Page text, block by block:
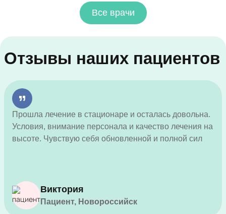
Все врачи
Отзывы наших пациентов
Прошла лечение в стационаре и осталась довольна.
Условия, внимание персонала и качество лечения на
высоте. Чувствую себя обновленной и полной сил
Виктория
Пациент, Новороссийск